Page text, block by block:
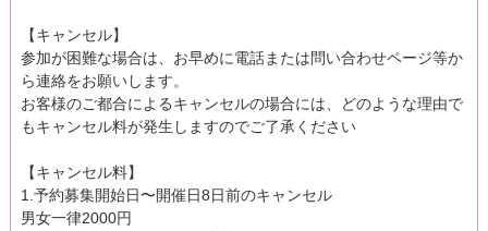
【キャンセル】
参加が困難な場合は、お早めに電話または問い合わせページ等か
ら連絡をお願いします。
お客様のご都合によるキャンセルの場合には、どのような理由で
もキャンセル料が発生しますのでご了承ください
【キャンセル料】
1.予約募集開始日〜開催日8日前のキャンセル
男女一律2000円